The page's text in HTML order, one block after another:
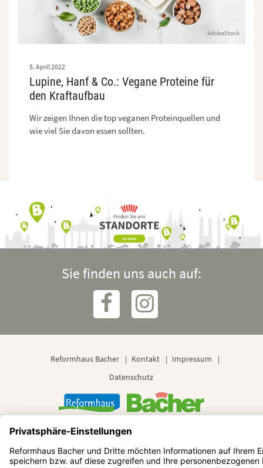
AdobeStock
Lupine, Hanf & Co.: Vegane Proteine für
den Kraftaufbau
5. April 2022
Wir zeigen Ihnen die top veganen Proteinquellen und
wie viel Sie davon essen sollten.
Sie finden uns auch auf:
Reformhaus Bacher Kontakt
Impressum
Datenschutz
© 2024 Reformhaus Bacher